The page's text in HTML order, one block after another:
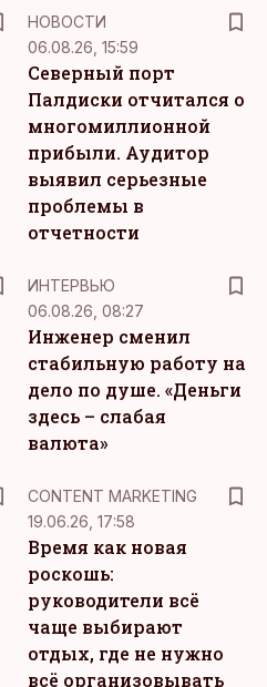
НОВОСТИ
06.08.26, 15:59
Северный порт
Палдиски отчитался о
многомиллионной
прибыли. Аудитор
выявил серьезные
проблемы в
отчетности
ИНТЕРВЬЮ
06.08.26, 08:27
Инженер сменил
стабильную работу на
дело по душе. «Деньги
здесь – слабая
валюта»
CONTENT MARKETING
19.06.26, 17:58
Время как новая
роскошь:
руководители всё
чаще выбирают
отдых, где не нужно
всё организовывать